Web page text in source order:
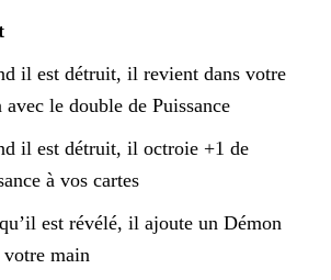
il est détruit, il revient dans votre
avec le double de Puissance
il est détruit, il octroie +1 de
à vos cartes
est révélé, il ajoute un Démon
votre main